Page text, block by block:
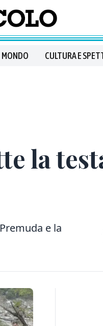
MONDO CULTURA E
la
e la